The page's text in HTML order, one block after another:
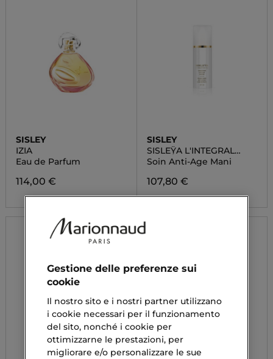
SISLEY
IZIA
Eau de Parfum
114,00 €
SISLEY
SISLEŸA L'INTEGRAL
ANTI-ÂGE CONCENTRE
ANTI-ÂGE MAINS
Soin Anti-Age Mani
107,80 €
Gestione delle preferenze sui
cookie
Il nostro sito e i nostri partner utilizzano
i cookie necessari per il funzionamento
del sito, nonché i cookie per
ottimizzarne le prestazioni, per
migliorare e/o personalizzare le sue